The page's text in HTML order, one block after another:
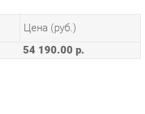
54 190.00 р.